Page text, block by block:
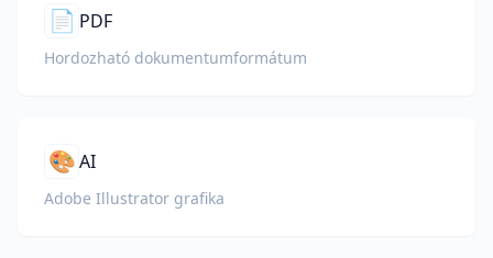
📄 PDF
Hordozható dokumentumformátum
🎨AI
Adobe Illustrator grafika